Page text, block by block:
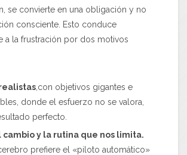
se convierte en una obligación y no
consciente. Esto conduce
a la frustración por dos motivos
,con objetivos gigantes e
donde el esfuerzo no se valora,
perfecto.
cambio y la rutina que nos limita.
prefiere el «piloto automático»